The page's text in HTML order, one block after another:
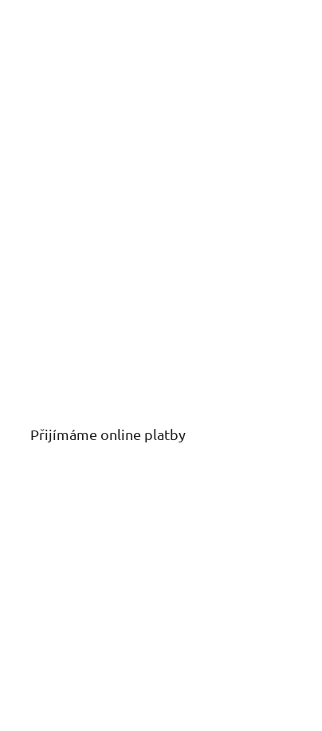
Přijímáme online platby